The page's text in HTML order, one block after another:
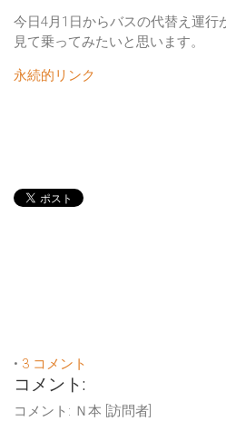
今日4月1日からバスの代替え運行
見て乗ってみたいと思います。
永続的リンク
• 3 コメント
コメント:
コメント: Ｎ本 [訪問者]